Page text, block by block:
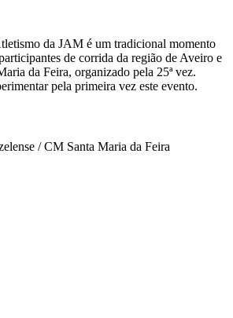
da JAM é um tradicional momento
de corrida da região de Aveiro e
da Feira, organizado pela 25ª vez.
pela primeira vez este evento.
/ CM Santa Maria da Feira